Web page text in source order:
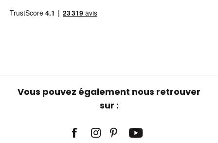
Vous pouvez également nous retrouver
sur :